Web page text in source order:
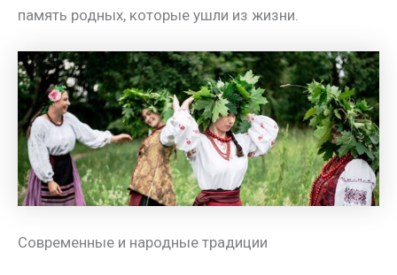
память родных, которые ушли из жизни.
Современные и народные традиции